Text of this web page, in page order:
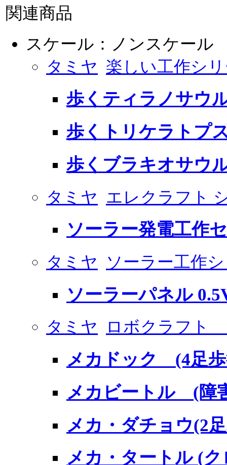
関連商品
スケール：ノンスケール
タミヤ 楽しい工作シ
歩くティラノサウ
歩くトリケラトプ
歩くブラキオサウ
タミヤ エレクラフト
ソーラー発電工作
タミヤ ソーラー工作
ソーラーパネル
タミヤ ロボクラフト
メカドック (4足
メカビートル (障
メカ・ダチョウ(2
メカ・タートル (